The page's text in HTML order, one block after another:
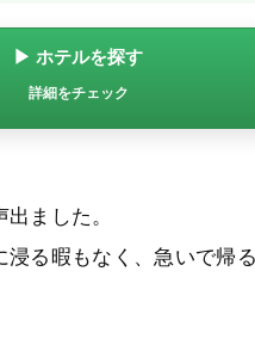
▶ ホテルを探す
詳細をチェック
ました。
る暇もなく、急いで帰